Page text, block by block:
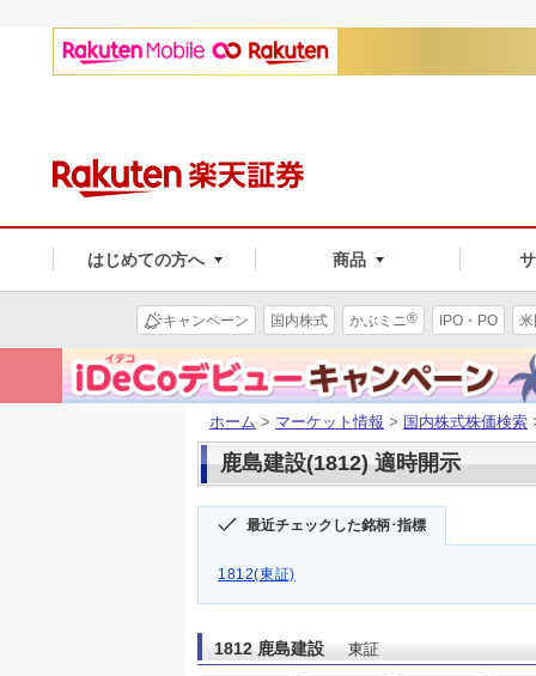
はじめての方へ 商品
キャンペーン 国内株式 かぶミニ® IPO・PO
ホーム > マーケット情報 > 国内株式株価検索
鹿島建設(1812) 適時開示
最近チェックした銘柄･指標
1812(東証)
1812 鹿島建設 東証